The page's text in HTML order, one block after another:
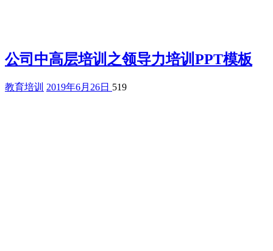
公司中高层培训之领导力培训PPT模板
教育培训 2019年6月26日 519